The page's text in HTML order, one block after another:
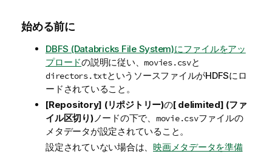
始める前に
DBFS (Databricks File System)にファイルをアッ
プロードの説明に従い、movies.csvと
directors.txtというソースファイルがHDFSにロ
ードされていること。
[Repository] (リポジトリー)の[ delimited] (ファ
イル区切り)ノードの下で、 movie.csvファイルの
メタデータが設定されていること。
設定されていない場合は、 映画メタデータを準備